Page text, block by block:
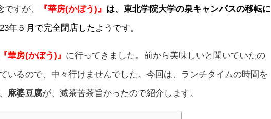
ですが、 『華房(かぼう)』 は、東北学院大学の泉キャンパスの移転に
年５月で完全閉店したようです。
『華房(かぼう)』 に行ってきました。前から美味しいと聞いていたの
いるので、中々行けませんでした。今回は、ランチタイムの時間を
麻婆豆腐が、滅茶苦茶旨かったので紹介します。